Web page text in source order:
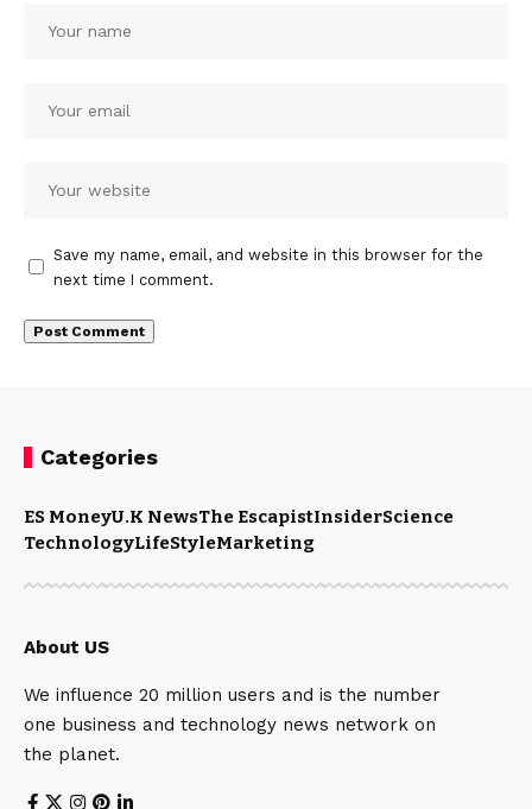
Save my name, email, and website in this browser for the
next time I comment.
Categories
ES MoneyU.K NewsThe EscapistInsiderScience
TechnologyLifeStyleMarketing
About US
We influence 20 million users and is the number
one business and technology news network on
the planet.